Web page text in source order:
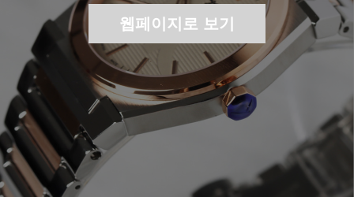
웹페이지로 보기